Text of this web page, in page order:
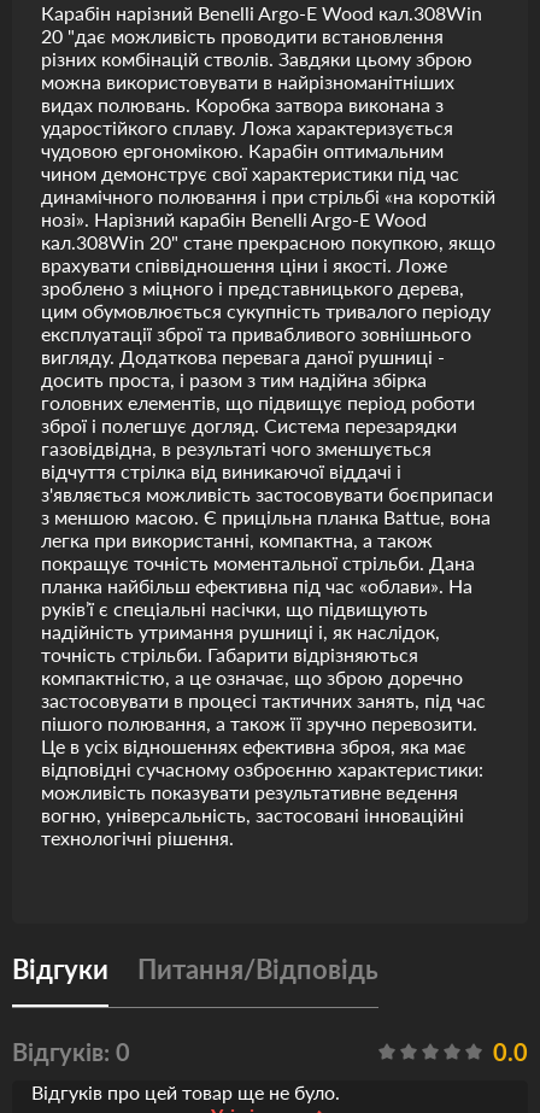
Карабін нарізний Benelli Argo-E Wood кал.308Win
20 "дає можливість проводити встановлення
різних комбінацій стволів. Завдяки цьому зброю
можна використовувати в найрізноманітніших
видах полювань. Коробка затвора виконана з
ударостійкого сплаву. Ложа характеризується
чудовою ергономікою. Карабін оптимальним
чином демонструє свої характеристики під час
динамічного полювання і при стрільбі «на короткій
нозі». Нарізний карабін Benelli Argo-E Wood
кал.308Win 20" стане прекрасною покупкою, якщо
врахувати співвідношення ціни і якості. Ложе
зроблено з міцного і представницького дерева,
цим обумовлюється сукупність тривалого періоду
експлуатації зброї та привабливого зовнішнього
вигляду. Додаткова перевага даної рушниці -
досить проста, і разом з тим надійна збірка
головних елементів, що підвищує період роботи
зброї і полегшує догляд. Система перезарядки
газовідвідна, в результаті чого зменшується
відчуття стрілка від виникаючої віддачі і
з'являється можливість застосовувати боєприпаси
з меншою масою. Є прицільна планка Battue, вона
легка при використанні, компактна, а також
покращує точність моментальної стрільби. Дана
планка найбільш ефективна під час «облави». На
руків’ї є спеціальні насічки, що підвищують
надійність утримання рушниці і, як наслідок,
точність стрільби. Габарити відрізняються
компактністю, а це означає, що зброю доречно
застосовувати в процесі тактичних занять, під час
пішого полювання, а також її зручно перевозити.
Це в усіх відношеннях ефективна зброя, яка має
відповідні сучасному озброєнню характеристики:
можливість показувати результативне ведення
вогню, універсальність, застосовані інноваційні
технологічні рішення.
Відгуки Питання/Відповідь
Відгуків: 0 0.0
Відгуків про цей товар ще не було.